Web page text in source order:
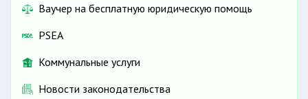
Ваучер на бесплатную юридическую помощь
PSEA
Коммунальные услуги
Новости законодательства